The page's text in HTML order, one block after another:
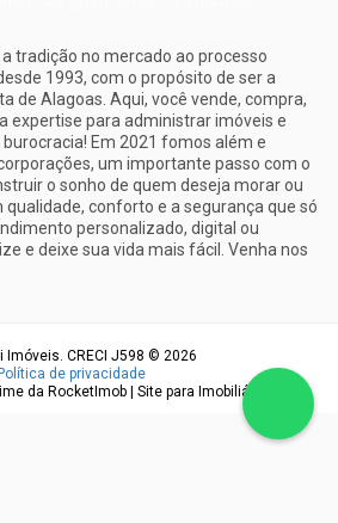
tradição no mercado ao processo
1993, com o propósito de ser a
de Alagoas. Aqui, você vende, compra,
expertise para administrar imóveis e
Em 2021 fomos além e
um importante passo com o
o sonho de quem deseja morar ou
conforto e a segurança que só
personalizado, digital ou
e deixe sua vida mais fácil. Venha nos
Imóveis. CRECI J598 © 2026
Política de privacidade
da RocketImob | Site para Imobiliária